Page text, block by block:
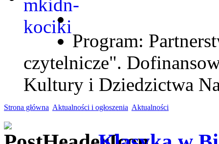
Program:
czytelnicze".
Kultury i Dziedzictwa
Strona główna Aktualności i ogłoszenia Aktualności